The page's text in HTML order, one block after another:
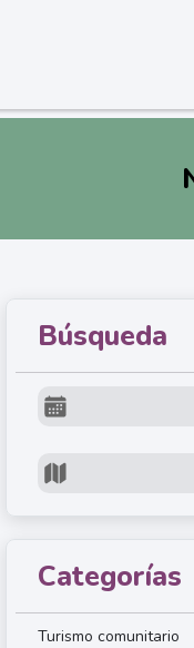
Búsqueda
Categorías
Turismo comunitario